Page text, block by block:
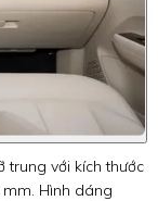
trung với kích thước
Hình dáng